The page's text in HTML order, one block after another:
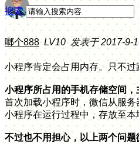
搜索
啷个888 LV10 发表于 2017-9-
小程序肯定会占用内存。只不过
小程序所占用的手机存储空间
首次加载小程序时，微信从服
小程序在运行过程中，存放至本
不过也不用担心，以上两个问题